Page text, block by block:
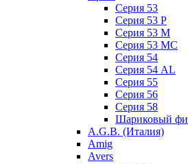
Серия 53
Серия 53 P
Серия 53 М
Серия 53 МC
Серия 54
Серия 54 AL
Серия 55
Серия 56
Серия 58
Шариковый
A.G.B. (Италия)
Amig
Avers